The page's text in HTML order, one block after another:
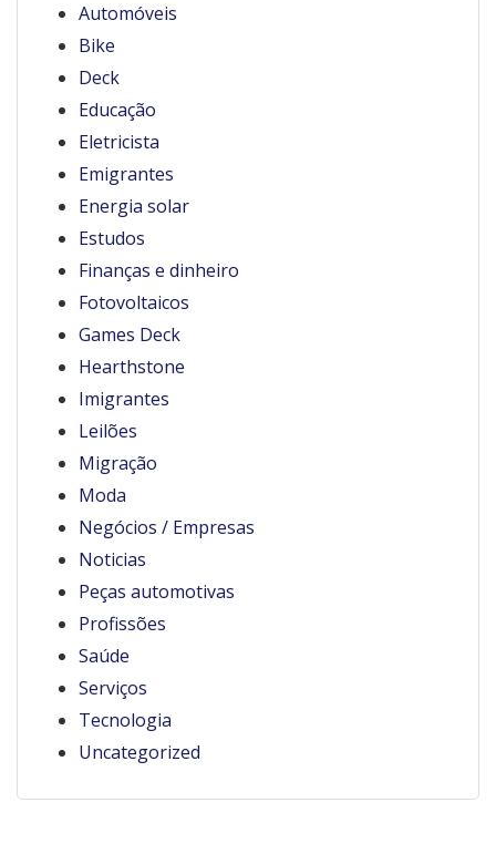
Automóveis
Bike
Deck
Educação
Eletricista
Emigrantes
Energia solar
Estudos
Finanças e dinheiro
Fotovoltaicos
Games Deck
Hearthstone
Imigrantes
Leilões
Migração
Moda
Negócios / Empresas
Noticias
Peças automotivas
Profissões
Saúde
Serviços
Tecnologia
Uncategorized